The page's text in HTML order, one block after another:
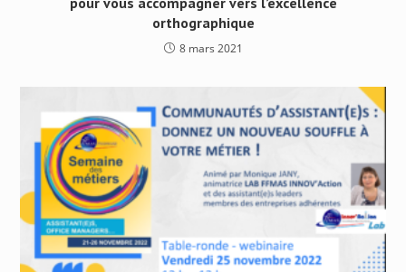
orthographique
8 mars 2021